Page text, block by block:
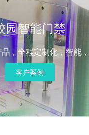
园智能门禁
，全程定制化，智能
客户案例